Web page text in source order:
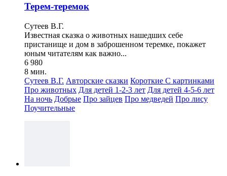
Терем-теремок
Сутеев В.Г.
Известная сказка о животных нашедших себе
пристанище и дом в заброшенном теремке, покажет
юным читателям как важно...
6 980
8 мин.
Сутеев В.Г. Авторские сказки Короткие С картинками
Про животных Для детей 1-2-3 лет Для детей 4-5-6 лет
На ночь Добрые Про зайцев Про медведей Про лису
Поучительные